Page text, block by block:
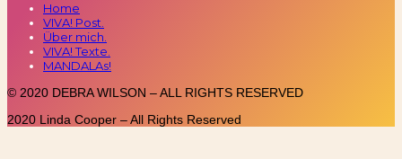
Home
VIVA! Post.
Über mich.
VIVA! Texte.
MANDALAs!
© 2020 DEBRA WILSON – ALL RIGHTS RESERVED
2020 Linda Cooper – All Rights Reserved